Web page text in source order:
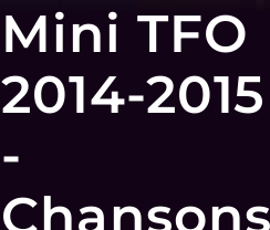
Mini TFO
2014-2015
-